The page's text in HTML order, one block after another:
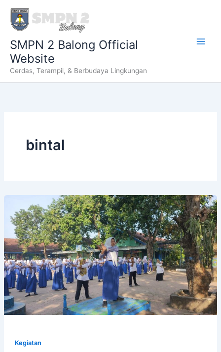
konten
SMPN 2 Balong Official
Website
Cerdas, Terampil, & Berbudaya Lingkungan
bintal
Kegiatan